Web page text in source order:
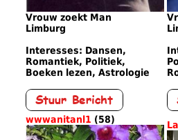
Vrouw zoekt Man
Limburg
Interesses: Dansen,
Romantiek, Politiek,
Boeken lezen, Astrologie
wwwanitanl1 (58)